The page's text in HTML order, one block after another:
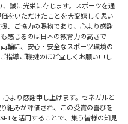
誠に光栄に存じます。スポーツを通
をいただけたことを大変嬉しく思い
、ご協力の賜物であり、心より感謝
感じるのは日本の教育力の高さで
輪に、安心・安全なスポーツ環境の
指導ご鞭撻のほど宜しくお願い申し
より感謝申し上げます。セネガルと
組みが評価され、この受賞の喜びを
を活用することで、集う皆様の知見